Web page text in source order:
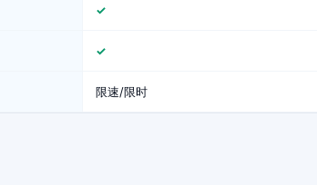
✓
✓
限速/限时